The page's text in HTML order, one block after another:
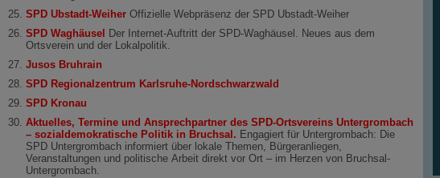
SPD Ubstadt-Weiher Offizielle Webpräsenz der SPD Ubstadt-Weiher
SPD Waghäusel
Der Internet-Auftritt der SPD-Waghäusel. Neues aus dem
Ortsverein und der Lokalpolitik.
Jusos Bruhrain
SPD Regionalzentrum Karlsruhe-Nordschwarzwald
SPD Kronau
Aktuelles, Termine und Ansprechpartner des SPD-Ortsvereins Untergrombach
– sozialdemokratische Politik in Bruchsal. Engagiert für Untergrombach: Die
SPD Untergrombach informiert über lokale Themen, Bürgeranliegen,
Veranstaltungen und politische Arbeit direkt vor Ort – im Herzen von Bruchsal-
Untergrombach.